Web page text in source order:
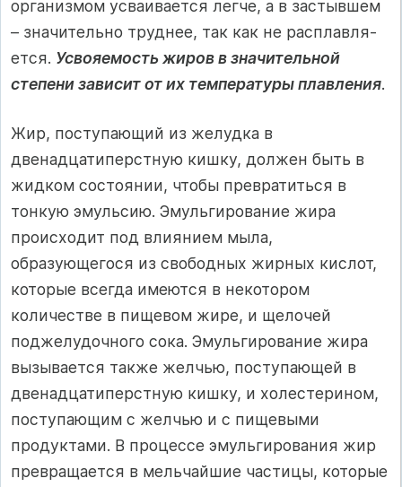
организмом усваивается лег­че, а в застывшем
– значительно труднее, так как не расплавля­
ется. Усвояемость жиров в значительной
степени зависит от их температуры плавления.
Жир, поступающий из желудка в
двенадцатиперстную кишку, должен быть в
жидком состоянии, чтобы превратиться в
тонкую эмульсию. Эмульгирование жира
происходит под влиянием мыла,
образующегося из свободных жирных кислот,
которые всегда имеются в некотором
количестве в пищевом жире, и щелочей
поджелудочного сока. Эмульгирование жира
вызывается также желчью, поступающей в
двенадцатиперстную кишку, и холестерином,
поступающим с желчью и с пищевыми
продуктами. В процессе эмульгирования жир
превращается в мельчайшие частицы, которые